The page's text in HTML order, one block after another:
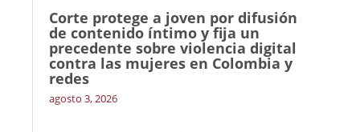
Corte protege a joven por difusión
de contenido íntimo y fija un
precedente sobre violencia digital
contra las mujeres en Colombia y
redes
agosto 3, 2026